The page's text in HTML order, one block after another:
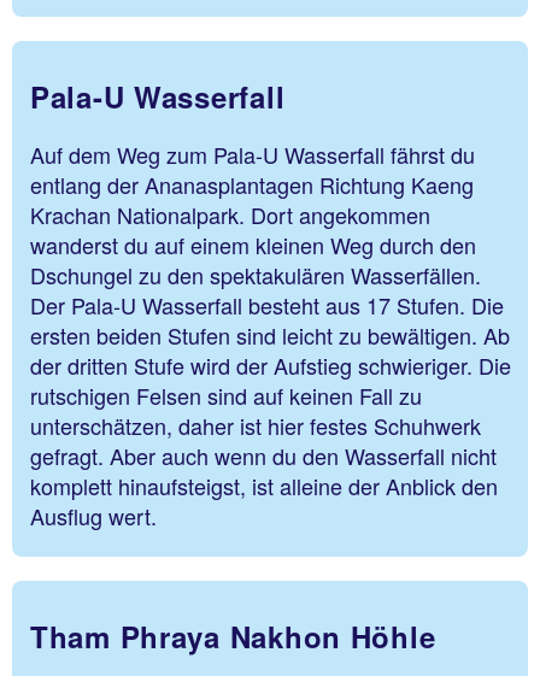
Pala-U Wasserfall
Auf dem Weg zum Pala-U Wasserfall fährst du
entlang der Ananasplantagen Richtung Kaeng
Krachan Nationalpark. Dort angekommen
wanderst du auf einem kleinen Weg durch den
Dschungel zu den spektakulären Wasserfällen.
Der Pala-U Wasserfall besteht aus 17 Stufen. Die
ersten beiden Stufen sind leicht zu bewältigen. Ab
der dritten Stufe wird der Aufstieg schwieriger. Die
rutschigen Felsen sind auf keinen Fall zu
unterschätzen, daher ist hier festes Schuhwerk
gefragt. Aber auch wenn du den Wasserfall nicht
komplett hinaufsteigst, ist alleine der Anblick den
Ausflug wert.
Tham Phraya Nakhon Höhle